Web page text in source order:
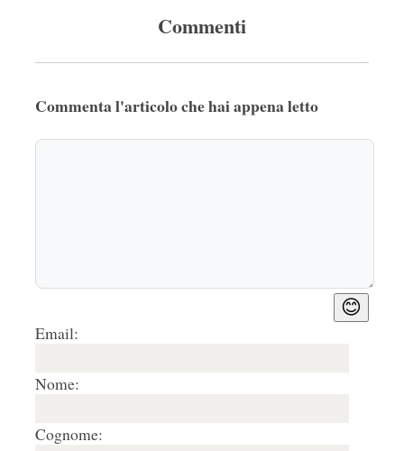
Commenti
Commenta l'articolo che hai appena letto
😊
Email:
Nome:
Cognome: